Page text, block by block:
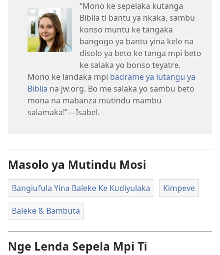
“Mono ke sepelaka kutanga
Biblia ti bantu ya nkaka, sambu
konso muntu ke tangaka
bangogo ya bantu yina kele na
disolo ya beto ke tanga mpi beto
ke salaka yo bonso teyatre.
Mono ke landaka mpi badrame ya lutangu ya
Biblia na jw.org. Bo me salaka yo sambu beto
mona na mabanza mutindu mambu
salamaka!”—Isabel.
Masolo ya Mutindu Mosi
Bangiufula Yina Baleke Ke Kudiyulaka Kimpeve
Baleke & Bambuta
Nge Lenda Sepela Mpi Ti